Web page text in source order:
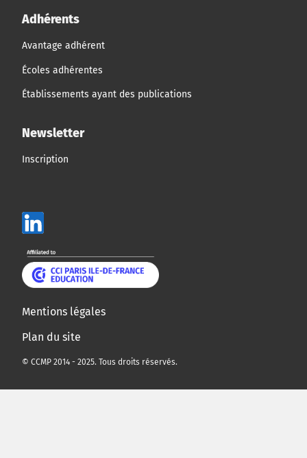
Adhérents
Avantage adhérent
Écoles adhérentes
Établissements ayant des publications
Newsletter
Inscription
Mentions légales
Plan du site
© CCMP 2014 - 2025. Tous droits réservés.